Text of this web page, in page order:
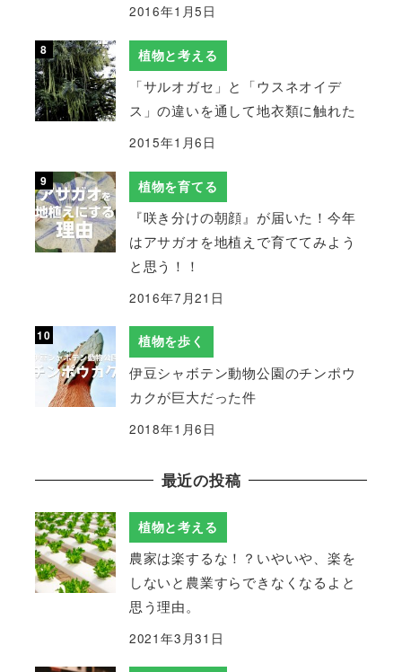
2016年1月5日
植物と考える
「サルオガセ」と「ウスネオイデ
ス」の違いを通して地衣類に触れた
2015年1月6日
植物を育てる
『咲き分けの朝顔』が届いた！今年
はアサガオを地植えで育ててみよう
と思う！！
2016年7月21日
植物を歩く
伊豆シャボテン動物公園のチンポウ
カクが巨大だった件
2018年1月6日
最近の投稿
植物と考える
農家は楽するな！？いやいや、楽を
しないと農業すらできなくなるよと
思う理由。
2021年3月31日